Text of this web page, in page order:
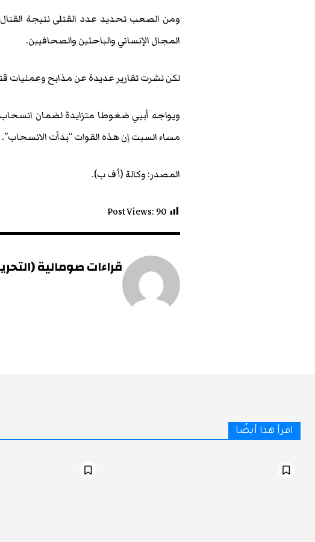
ومن الصعب تحديد عدد القتلى نتيجة
المجال الإنساني والباحثين والصحافيين.
لكن نشرت تقارير عديدة عن مذابح
ويواجه أبيي ضغوطا متزايدة لضمان انسحاب
مساء السبت إن هذه القوات “بدأت الانسحاب”.
المصدر: وكالة (أ ف ب).
Post Views: 90
قراءات صومالية
اقرأ هذا أيضًا